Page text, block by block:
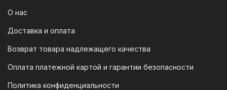
доступен для большинства российских
3. Оплата по QR-коду
О нас
Доставка и оплата
Возврат товара надлежащего качества
Оплата платежной картой и гарантии безопасности
Политика конфиденциальности